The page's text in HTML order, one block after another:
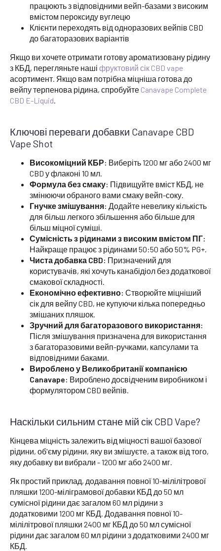
працюють з відповідними вейп-базами з високим
вмістом пероксиду вуглецю
Клієнти переходять від одноразових вейпів CBD
до багаторазових варіантів
Якщо ви хочете отримати готову ароматизовану рідину
з КБД, перегляньте наші фруктовий сік CBD vape
асортимент. Якщо вам потрібна міцніша готова до
вейпу терпенова рідина, спробуйте Canavape Complete
CBD E-Liquid.
Ключові переваги добавки Canavape CBD
Vape Shot
Високоміцний КБР: Виберіть 1200 мг або 2400 мг
CBD у флаконі 10 мл.
Формула без смаку: Підвищуйте вміст КБД, не
змінюючи обраного вами смаку вейп-соку.
Гнучке змішування: Додайте невелику кількість
для більш легкого збільшення або більше для
більш міцної суміші.
Сумісність з рідинами з високим вмістом ПГ:
Найкраще працює з рідинами 50:50 або 50% PG+.
Чиста добавка CBD: Призначений для
користувачів, які хочуть канабідіол без додаткової
смакової складності.
Економічно ефективно: Створюйте міцніший
сік для вейпу CBD, не купуючи кілька попередньо
змішаних пляшок.
Зручний для багаторазового використання:
Після змішування призначена для використання
з багаторазовими вейп-ручками, капсулами та
відповідними баками.
Вироблено у Великобританії компанією
Canavape: Вироблено досвідченим виробником і
формулятором CBD вейпів.
Наскільки сильним стане мій сік CBD Vape?
Кінцева міцність залежить від міцності вашої базової
рідини, об'єму рідини, яку ви змішуєте, а також від того,
яку добавку ви вибрали - 1200 мг або 2400 мг.
Як простий приклад, додавання повної 10-мілілітрової
пляшки 1200-міліграмової добавки КБД до 50 мл
сумісної рідини дає загалом 60 мл рідини з
додатковими 1200 мг КБД. Додавання повної 10-
мілілітрової пляшки 2400 мг КБД до 50 мл сумісної
рідини дає загалом 60 мл рідини з додатковими 2400 мг
КБД.